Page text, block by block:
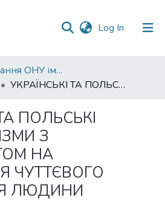
Log In (current)
Наукові видання ОНУ імені І. І. Мечникова
УКРАЇНСЬКІ ТА ПОЛЬСЬКІ ФРАЗЕОЛОГІЗМИ З КОМПОНЕНТОМ НА ПОЗНАЧЕННЯ ЧУТТЄВОГО СПРИЙНЯТТЯ ЛЮДИНИ
ПОЛЬСЬКІ
З
НА
ЧУТТЄВОГО
ЛЮДИНИ